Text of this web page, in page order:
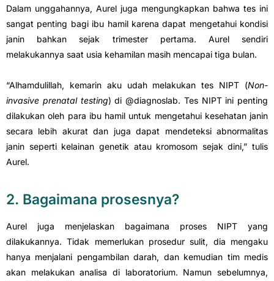
Dalam unggahannya, Aurel juga mengungkapkan bahwa tes ini
sangat penting bagi ibu hamil karena dapat mengetahui kondisi
janin bahkan sejak trimester pertama. Aurel sendiri
melakukannya saat usia kehamilan masih mencapai tiga bulan.
“Alhamdulillah, kemarin aku udah melakukan tes NIPT (Non-
invasive prenatal testing) di @diagnoslab. Tes NIPT ini penting
dilakukan oleh para ibu hamil untuk mengetahui kesehatan janin
secara lebih akurat dan juga dapat mendeteksi abnormalitas
janin seperti kelainan genetik atau kromosom sejak dini,” tulis
Aurel.
2. Bagaimana prosesnya?
Aurel juga menjelaskan bagaimana proses NIPT yang
dilakukannya. Tidak memerlukan prosedur sulit, dia mengaku
hanya menjalani pengambilan darah, dan kemudian tim medis
akan melakukan analisa di laboratorium. Namun sebelumnya,